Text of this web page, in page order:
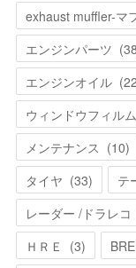
exhaust muffler-マ
エンジンパーツ (
エンジンオイル (
ウィンドウフィルム
メンテナンス (10)
タイヤ (33) テ
レーダー /ドラレコ
ＨＲＥ
(3)